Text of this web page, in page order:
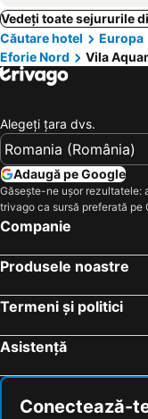
Vedeți toate sejururile
Căutare hotel
Europa
Eforie Nord
Vila
Alegeţi ţara dvs.
Adaugă pe Google
Găsește-ne ușor rezultatele:
trivago ca sursă preferată pe
Companie
Produsele noastre
Termeni și politici
Asistență
Conectează-